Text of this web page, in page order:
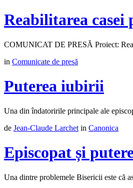
Reabilitarea
COMUNICAT DE PRESĂ Proiect:
in Comunicate de presă
Puterea iubirii
Una din îndatoririle principale ale
de Jean-Claude Larchet in Canonica
Episcopat și
Una dintre problemele Bisericii este că